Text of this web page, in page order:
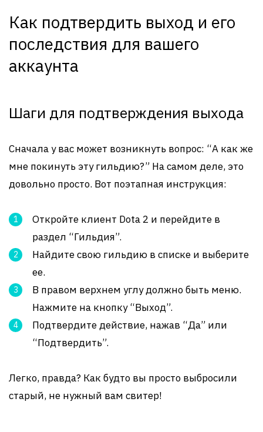
Как подтвердить выход и его
последствия для вашего
аккаунта
Шаги для подтверждения выхода
Сначала у вас может возникнуть вопрос: “А как же
мне покинуть эту гильдию?” На самом деле, это
довольно просто. Вот поэтапная инструкция:
Откройте клиент Dota 2 и перейдите в
раздел “Гильдия”.
Найдите свою гильдию в списке и выберите
ее.
В правом верхнем углу должно быть меню.
Нажмите на кнопку “Выход”.
Подтвердите действие, нажав “Да” или
“Подтвердить”.
Легко, правда? Как будто вы просто выбросили
старый, не нужный вам свитер!